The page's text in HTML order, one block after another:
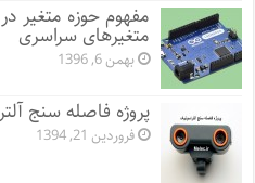
مفهوم حوزه متغیر
متغیرهای سراسری
بهمن 6, 1396
پروژه فاصله سنج
فروردین 21, 1394